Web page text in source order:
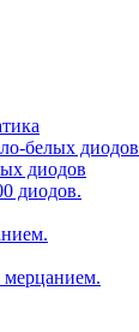
белых диодов
диодов
диодов.
мерцанием.